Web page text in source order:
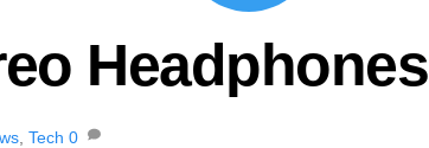
Headphones
, Tech 0